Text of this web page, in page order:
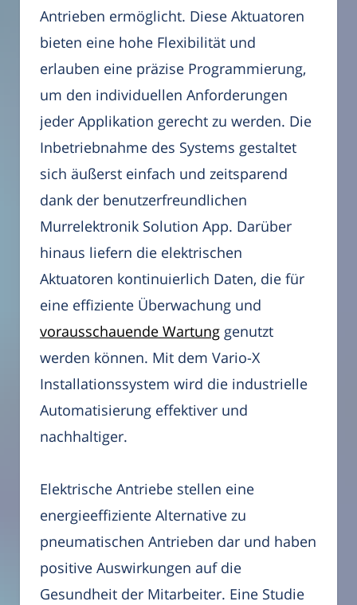
Antrieben ermöglicht. Diese Aktuatoren
bieten eine hohe Flexibilität und
erlauben eine präzise Programmierung,
um den individuellen Anforderungen
jeder Applikation gerecht zu werden. Die
Inbetriebnahme des Systems gestaltet
sich äußerst einfach und zeitsparend
dank der benutzerfreundlichen
Murrelektronik Solution App. Darüber
hinaus liefern die elektrischen
Aktuatoren kontinuierlich Daten, die für
eine effiziente Überwachung und
vorausschauende Wartung genutzt
werden können. Mit dem Vario-X
Installationssystem wird die industrielle
Automatisierung effektiver und
nachhaltiger.
Elektrische Antriebe stellen eine
energieeffiziente Alternative zu
pneumatischen Antrieben dar und haben
positive Auswirkungen auf die
Gesundheit der Mitarbeiter. Eine Studie